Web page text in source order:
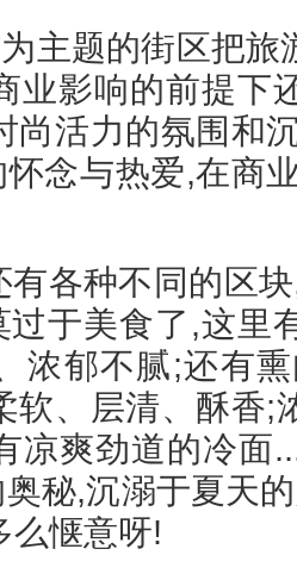
为主题的街区把
业影响的前提下
尚活力的氛围和
怀念与热爱,在商
有各种不同的区
于美食了,这里
浓郁不腻;还有
软、层清、酥香;
凉爽劲道的冷面
秘,沉溺于夏天
么惬意呀!